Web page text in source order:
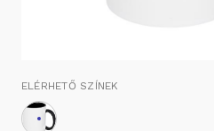
ELÉRHETŐ SZÍNEK